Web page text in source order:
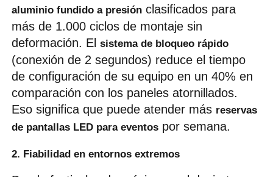
aluminio fundido a presión clasificados para
más de 1.000 ciclos de montaje sin
deformación. El sistema de bloqueo rápido
(conexión de 2 segundos) reduce el tiempo
de configuración de su equipo en un 40% en
comparación con los paneles atornillados.
Eso significa que puede atender más reservas
de pantallas LED para eventos por semana.
2. Fiabilidad en entornos extremos